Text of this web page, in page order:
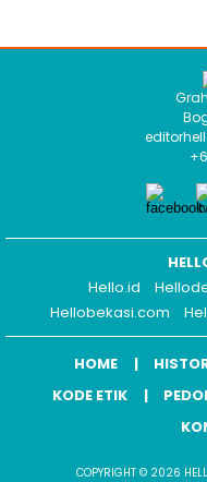
Hello.id
Hellobekasi.com
HOME
KODE ETIK
COPYRIGHT © 2026